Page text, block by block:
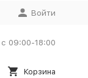
Войти
09:00-18:00
Корзина